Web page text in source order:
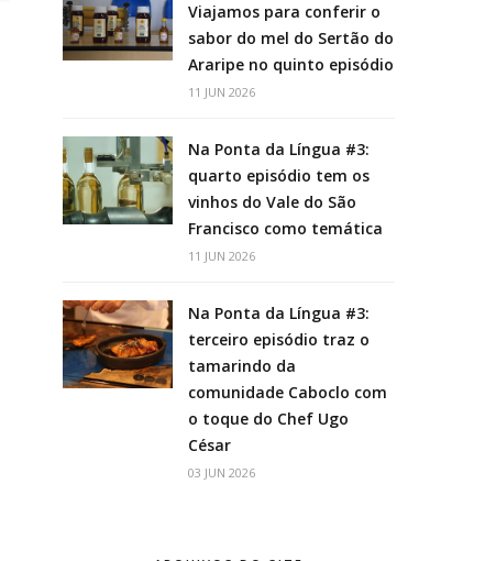
Viajamos para conferir o
sabor do mel do Sertão do
Araripe no quinto episódio
11 JUN 2026
Na Ponta da Língua #3:
quarto episódio tem os
vinhos do Vale do São
Francisco como temática
11 JUN 2026
Na Ponta da Língua #3:
terceiro episódio traz o
tamarindo da
comunidade Caboclo com
o toque do Chef Ugo
César
03 JUN 2026